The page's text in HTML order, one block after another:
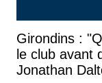
Girondins :
le club avant
Jonathan